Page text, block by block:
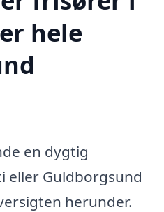
hele
en dygtig
eller Guldborgsund
herunder.